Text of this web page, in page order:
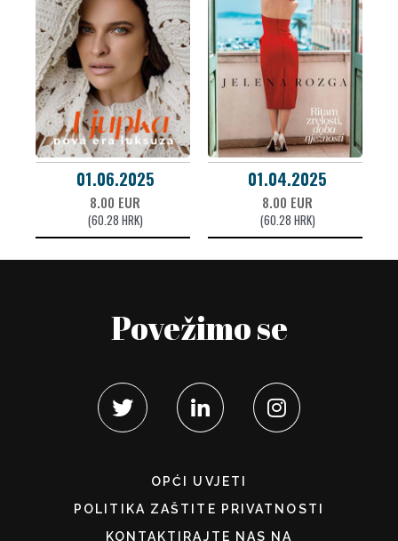
01.06.2025
8.00 EUR
(60.28 HRK)
01.04.2025
8.00 EUR
(60.28 HRK)
Povežimo se
OPĆI UVJETI
POLITIKA ZAŠTITE PRIVATNOSTI
KONTAKTIRAJTE NAS NA